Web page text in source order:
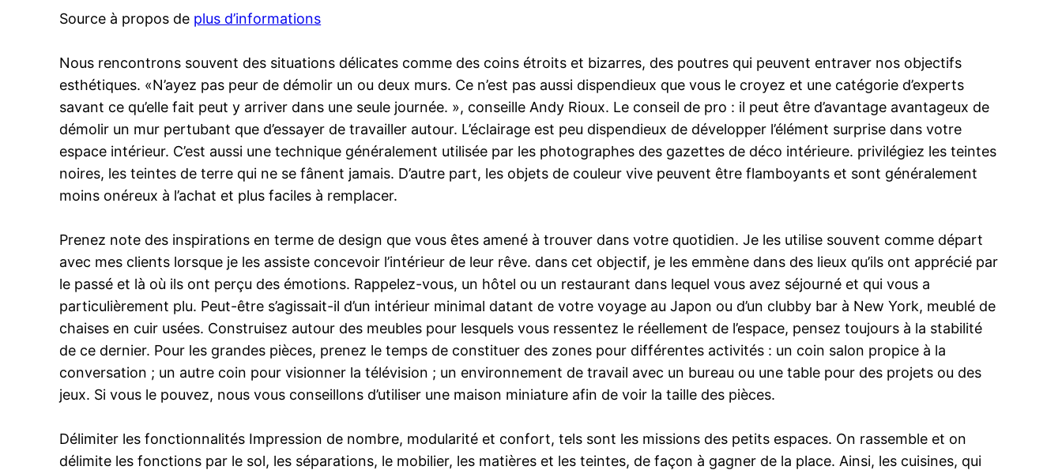
Source à propos de plus d’informations
Nous rencontrons souvent des situations délicates comme des coins étroits et bizarres, des poutres qui peuvent entraver nos objectifs
esthétiques. «N’ayez pas peur de démolir un ou deux murs. Ce n’est pas aussi dispendieux que vous le croyez et une catégorie d’experts
savant ce qu’elle fait peut y arriver dans une seule journée. », conseille Andy Rioux. Le conseil de pro : il peut être d’avantage avantageux de
démolir un mur pertubant que d’essayer de travailler autour. L’éclairage est peu dispendieux de développer l’élément surprise dans votre
espace intérieur. C’est aussi une technique généralement utilisée par les photographes des gazettes de déco intérieure. privilégiez les teintes
noires, les teintes de terre qui ne se fânent jamais. D’autre part, les objets de couleur vive peuvent être flamboyants et sont généralement
moins onéreux à l’achat et plus faciles à remplacer.
Prenez note des inspirations en terme de design que vous êtes amené à trouver dans votre quotidien. Je les utilise souvent comme départ
avec mes clients lorsque je les assiste concevoir l’intérieur de leur rêve. dans cet objectif, je les emmène dans des lieux qu’ils ont apprécié par
le passé et là où ils ont perçu des émotions. Rappelez-vous, un hôtel ou un restaurant dans lequel vous avez séjourné et qui vous a
particulièrement plu. Peut-être s’agissait-il d’un intérieur minimal datant de votre voyage au Japon ou d’un clubby bar à New York, meublé de
chaises en cuir usées. Construisez autour des meubles pour lesquels vous ressentez le réellement de l’espace, pensez toujours à la stabilité
de ce dernier. Pour les grandes pièces, prenez le temps de constituer des zones pour différentes activités : un coin salon propice à la
conversation ; un autre coin pour visionner la télévision ; un environnement de travail avec un bureau ou une table pour des projets ou des
jeux. Si vous le pouvez, nous vous conseillons d’utiliser une maison miniature afin de voir la taille des pièces.
Délimiter les fonctionnalités Impression de nombre, modularité et confort, tels sont les missions des petits espaces. On rassemble et on
délimite les fonctions par le sol, les séparations, le mobilier, les matières et les teintes, de façon à gagner de la place. Ainsi, les cuisines, qui